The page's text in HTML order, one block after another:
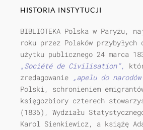
HISTORIA INSTYTUCJI
BIBLIOTEKA Polska w Paryżu,
roku przez Polaków przybyłych
użytku publicznego 24 marca
„Société de Civilisation”,
zredagowanie „apelu do
Polski, schronieniem
księgozbiory czterech
(1836), Wydziału
Karol Sienkiewicz, a książę